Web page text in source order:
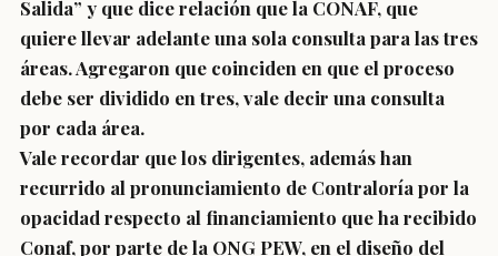
Salida” y que dice relación que la CONAF, que
quiere llevar adelante una sola consulta para las tres
áreas. Agregaron que coinciden en que el proceso
debe ser dividido en tres, vale decir una consulta
por cada área.
Vale recordar que los dirigentes, además han
recurrido al pronunciamiento de Contraloría por la
opacidad respecto al financiamiento que ha recibido
Conaf, por parte de la ONG PEW, en el diseño del